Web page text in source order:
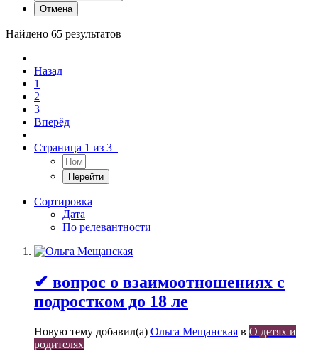
Отмена
Найдено 65 результатов
Назад
1
2
3
Вперёд
Страница 1 из 3
Сортировка
Дата
По релевантности
✔ вопрос о взаимоотношениях с
подростком до 18 ле
Новую тему добавил(а) Ольга Мещанская в О детях и
родителях